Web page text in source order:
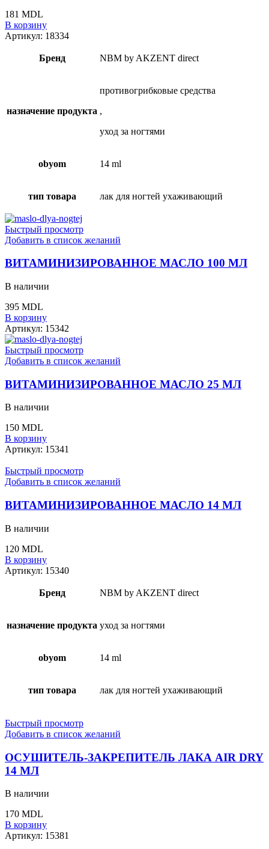
181 MDL
В корзину
Артикул: 18334
Бренд NBM by AKZENT direct
назначение продукта
противогрибковые средства
,
уход за ногтями
obyom 14 ml
тип товара лак для ногтей ухаживающий
Быстрый просмотр
Добавить в список желаний
ВИТАМИНИЗИРОВАННОЕ МАСЛО 100 МЛ
В наличии
395 MDL
В корзину
Артикул: 15342
Быстрый просмотр
Добавить в список желаний
ВИТАМИНИЗИРОВАННОЕ МАСЛО 25 МЛ
В наличии
150 MDL
В корзину
Артикул: 15341
Быстрый просмотр
Добавить в список желаний
ВИТАМИНИЗИРОВАННОЕ МАСЛО 14 МЛ
В наличии
120 MDL
В корзину
Артикул: 15340
Бренд NBM by AKZENT direct
назначение продукта уход за ногтями
obyom 14 ml
тип товара лак для ногтей ухаживающий
Быстрый просмотр
Добавить в список желаний
ОСУШИТЕЛЬ-ЗАКРЕПИТЕЛЬ ЛАКА AIR DRY
14 МЛ
В наличии
170 MDL
В корзину
Артикул: 15381